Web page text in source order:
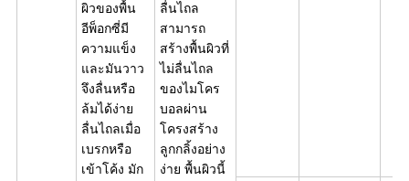
ผิวของพื้น
อีพ็อกซี่มี
ความแข็ง
และมันวาว
จึงลื่นหรือ
ล้มได้ง่าย
ลื่นไถลเมื่อ
เบรกหรือ
เข้าโค้ง มัก
ลื่นไถล
สามารถ
สร้างพื้นผิวที่
ไม่ลื่นไถล
ของไมโคร
บอลผ่าน
โครงสร้าง
ลูกกลิ้งอย่าง
ง่าย พื้นผิวนี้